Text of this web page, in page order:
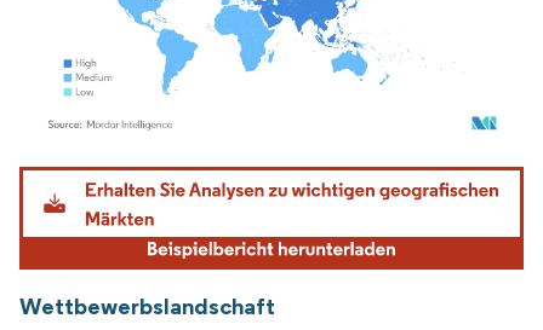
Bild © Mordor Intelligence. Wiederverwendung erfordert Namensnennung gemäß
Wettbewerbslandschaft